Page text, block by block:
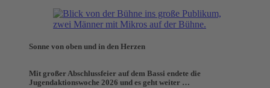
Sonne von oben und in den Herzen
Mit großer Abschlussfeier auf dem Bassi endete die
Jugendaktionswoche 2026 und es geht weiter …